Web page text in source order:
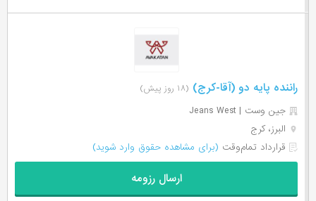
راننده پایه دو (آقا-کرج) (۱۸ روز پیش)
جین وست | Jeans West
البرز، کرج
قرارداد تمام‌وقت (برای مشاهده حقوق وارد شوید)
ارسال رزومه